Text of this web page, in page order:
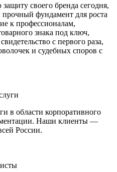
своего бренда сегодня,
фундамент для роста
к профессионалам,
знака под ключ,
с первого раза,
и судебных споров с
в области корпоративного
Наши клиенты —
России.